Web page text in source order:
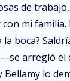
de
mi familia.
boca?
arregló el
lo